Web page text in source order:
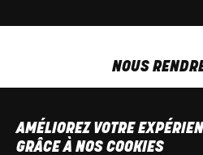
NOUS
SAM9h00 -
T+32 64
AMÉLIOREZ VOTRE
GRÂCE À NOS COOKIES